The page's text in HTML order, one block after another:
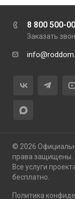
8 800 500-
Заказать
© 2026
права защищены.
Все услуги
бесплатно.
Политика